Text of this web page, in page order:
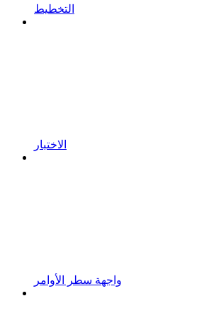
التخطيط
الاختبار
واجهة سطر الأوامر